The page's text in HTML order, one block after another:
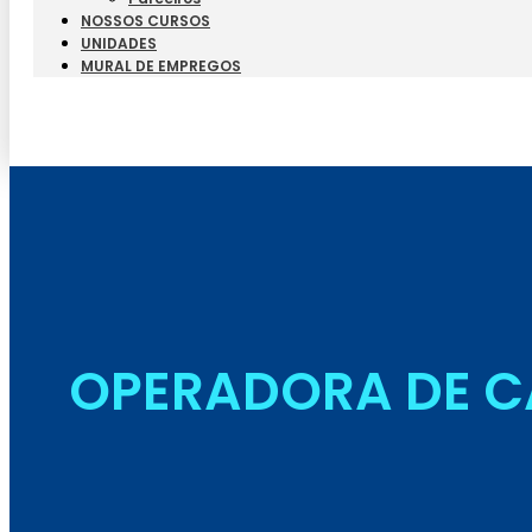
NOSSOS CURSOS
UNIDADES
MURAL DE EMPREGOS
OPERADORA DE